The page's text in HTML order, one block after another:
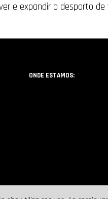
e expandir o desporto
ONDE ESTAMOS: